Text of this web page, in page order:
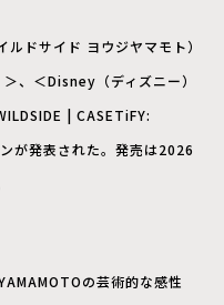
ドサイド ヨウジヤマモト）
、＜Disney（ディズニー）
| CASETiFY:
発表された。発売は2026
の芸術的な感性